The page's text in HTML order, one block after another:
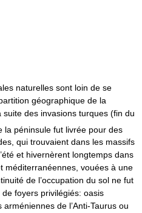
naturelles sont loin de se
géographique de la
des invasions turques (fin du
la péninsule fut livrée pour des
qui trouvaient dans les massifs
et hivernèrent longtemps dans
méditerranéennes, vouées à une
de l’occupation du sol ne fut
foyers privilégiés: oasis
de l’Anti-Taurus ou